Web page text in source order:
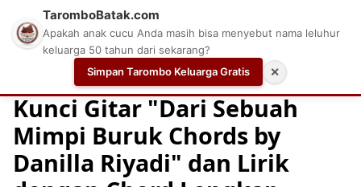
Chord Chord Gitar Easy Guitar Tabs
Kunci Gitar "Dari Sebuah
Mimpi Buruk Chords by
Danilla Riyadi" dan Lirik
TaromboBatak.com
Apakah anak cucu Anda masih bisa menyebut nama leluhur
keluarga 50 tahun dari sekarang?
Simpan Tarombo Keluarga Gratis
✕